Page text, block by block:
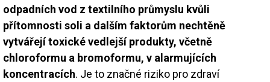
odpadních vod z textilního průmyslu kvůli
přítomnosti soli a dalším faktorům nechtěně
vytvářejí toxické vedlejší produkty, včetně
chloroformu a bromoformu, v alarmujících
koncentracích. Je to značné riziko pro zdraví